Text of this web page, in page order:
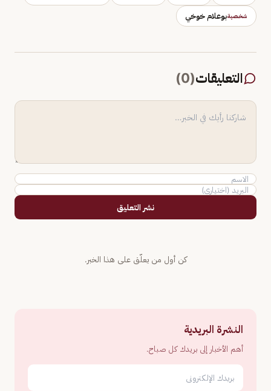
شخصيةبوعلام خوخي
التعليقات(
0
)
نشر التعليق
كن أول من يعلّق على هذا الخبر.
النشرة البريدية
أهم الأخبار إلى بريدك كل صباح.